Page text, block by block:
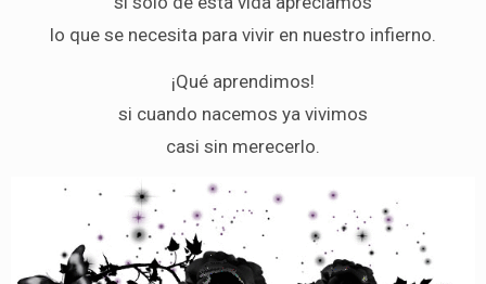
lo que se necesita para vivir en nuestro infierno.
¡Qué aprendimos!
si cuando nacemos ya vivimos
casi sin merecerlo.